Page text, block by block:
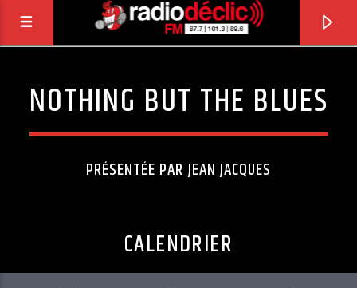
RADIO DÉCLIC
VOTRE RADIO ASSOCIATIVE EN TERRES DE
NOTHING BUT THE BLUES
PRÉSENTÉE PAR JEAN JACQUES
CALENDRIER